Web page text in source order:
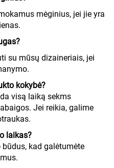
mėginius, jei jie yra
su mūsų dizaineriais, jei
kokybė?
visą laiką sekms
Jei reikia, galime
laikas?
kad galėtumėte